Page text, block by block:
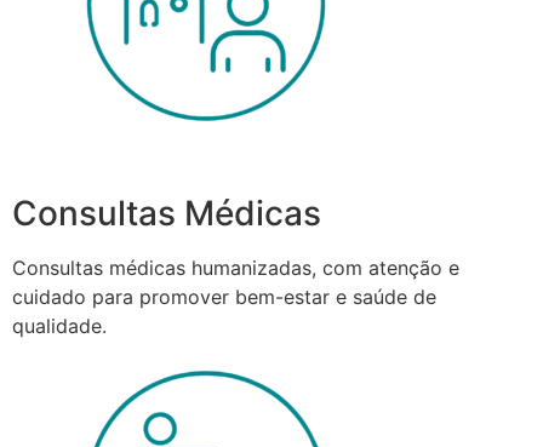
Consultas Médicas
Consultas médicas humanizadas, com atenção e
cuidado para promover bem-estar e saúde de
qualidade.